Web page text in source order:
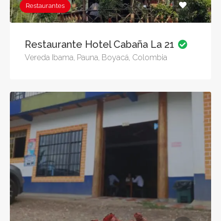
Restaurantes
Restaurante Hotel Cabaña La 21
Vereda Ibama, Pauna, Boyacá, Colombia